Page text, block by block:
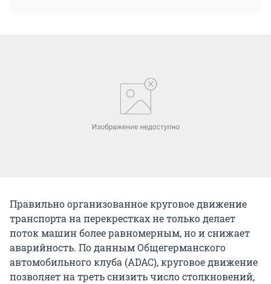
Правильно организованное круговое движение
транспорта на перекрестках не только делает
поток машин более равномерным, но и снижает
аварийность. По данным Общегерманского
автомобильного клуба (ADAC), круговое движение
позволяет на треть снизить число столкновений,